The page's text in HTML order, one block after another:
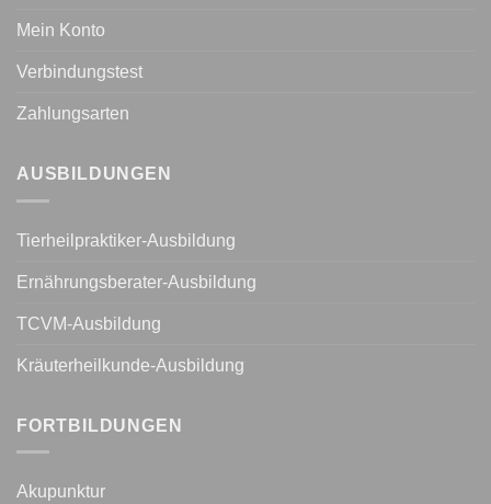
Mein Konto
Verbindungstest
Zahlungsarten
AUSBILDUNGEN
Tierheilpraktiker-Ausbildung
Ernährungsberater-Ausbildung
TCVM-Ausbildung
Kräuterheilkunde-Ausbildung
FORTBILDUNGEN
Akupunktur